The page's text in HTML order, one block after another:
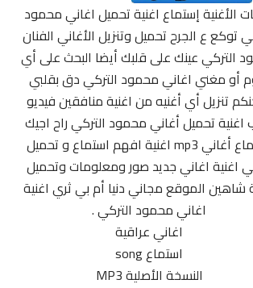
الأغنية إستماع اغنية تحميل اغاني محمود
توكع ع الجرح تحميل وتنزيل الأغاني الفنان
التركي عينك على قلبك أيضا البحث على أي
أو مغني اغاني محمود التركيدقبقلبي
تنزيل أي أغنيه من اغنية منافقين فيديو
اغنية تحميل أغاني محمود التركي راح اجيك
أستماع أغاني mp3 اغنية افهم استماع و تحميل
اغنية اغاني جديد صور ومعلومات وتحميل
شاهين الموقع مجاني دنيا أم بي ثري اغنية
اغاني محمود التركي .
اغاني عراقية
استماع song
النسخة الأصلية MP3